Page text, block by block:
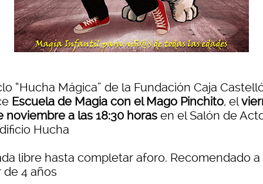
“Hucha Mágica” de la Fundación Caja
Escuela de Magia con el Mago Pinchito, el
noviembre a las 18:30 horas en el Salón de
Hucha
libre hasta completar aforo. Recomendado a
de 4 años